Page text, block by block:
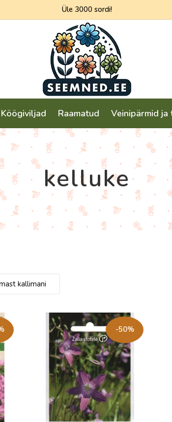
Üle 3000 sordi!
seemned.ee
Köögiviljad Raamatud Veinipärmid ja
kelluke
-50%